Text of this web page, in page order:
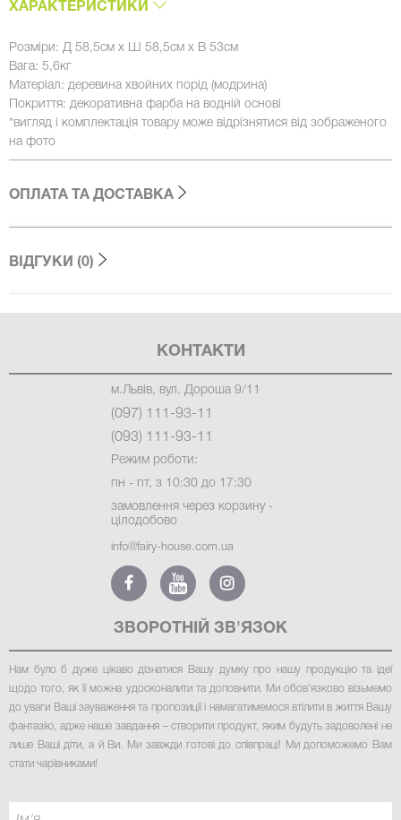
ХАРАКТЕРИСТИКИ
Розміри: Д 58,5см х Ш 58,5см х В 53см
Вага: 5,6кг
Матеріал: деревина хвойних порід (модрина)
Покриття: декоративна фарба на водній основі
*вигляд і комплектація товару може відрізнятися від зображеного
на фото
ОПЛАТА ТА ДОСТАВКА
ВІДГУКИ (0)
КОНТАКТИ
м.Львів, вул. Дороша 9/11
(097) 111-93-11
(093) 111-93-11
Режим роботи:
пн - пт, з 10:30 до 17:30
замовлення через корзину -
цілодобово
info@fairy-house.com.ua
ЗВОРОТНІЙ ЗВ'ЯЗОК
Нам було б дуже цікаво дізнатися Вашу думку про нашу продукцію та ідеї
щодо того, як її можна удосконалити та доповнити. Ми обов’язково візьмемо
до уваги Ваші зауваження та пропозиції і намагатимемося втілити в життя Вашу
фантазію, адже наше завдання – створити продукт, яким будуть задоволені не
лише Ваші діти, а й Ви. Ми завжди готові до співпраці! Ми допоможемо Вам
стати чарівниками!